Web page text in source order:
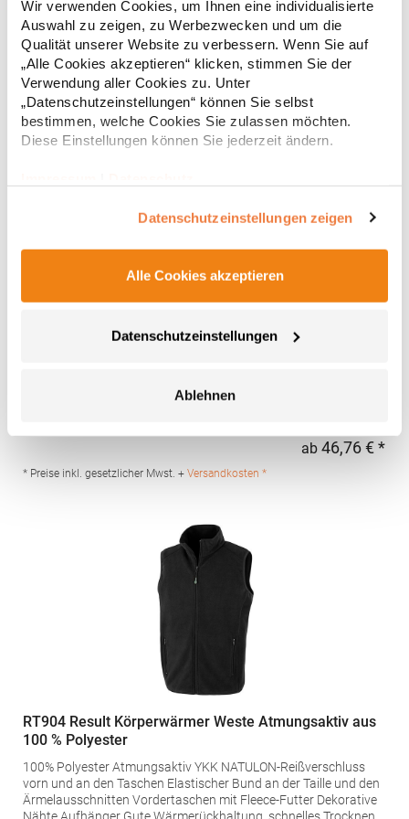
Wir verwenden Cookies, um Ihnen eine individualisierte
Auswahl zu zeigen, zu Werbezwecken und um die
Qualität unserer Website zu verbessern. Wenn Sie auf
„Alle Cookies akzeptieren“ klicken, stimmen Sie der
Verwendung aller Cookies zu. Unter
„Datenschutzeinstellungen“ können Sie selbst
bestimmen, welche Cookies Sie zulassen möchten.
Diese Einstellungen können Sie jederzeit ändern.
Datenschutzeinstellungen zeigen
Alle Cookies akzeptieren
Datenschutzeinstellungen
Ablehnen
seitliche Taschen und eine Brusttasche mit Reißverschluss
Kontrastfarbene Reißverschlüsse Elastisches Formband an
Armlöchern und am Saum TearAway-LabelGrammatur: 270
g/m²Materialzusammensetzung: 94% Polyester / 6% Elasthan,
Innen: 100% PolyesterArtikelname: Men's Falcon Zipped Softshell
BodywarmerAngaben zur Produktsicherheit: Herst.-Nr.:
03825Hersteller: SOLO INVEST 92 Rue Réaumur 75002 Paris
Frankreich E-Mail: sols@soloinvest.com
ab 38,46 € *
* Preise inkl. gesetzlicher Mwst. + Versandkosten *
Z014 Russell Arbeitsbekleidung Thermoweste
Reißverschluss-Vordertaschen mit Innenfutter aus demselben
Große Innentasche für Dokumente im DIN A4-Format Zugang
für Veredelungsarbeiten über Reißverschluss auf linker
Brustseite Fleckenabweisende DuPont Teflon®-Beschichtung
the Loom International Ltd., Unit 6, Lisfannon Business Centre,
Co. Donegal, F93 Y2NA Buncrana, Irland E-Mail:
fruitbrands@fotlinc.com
ab 46,76 € *
* Preise inkl. gesetzlicher Mwst. + Versandkosten *
RT904 Result Körperwärmer Weste Atmungsaktiv aus
100 % Polyester
100% Polyester Atmungsaktiv YKK NATULON-Reißverschluss
vorn und an den Taschen Elastischer Bund an der Taille und den
Ärmelausschnitten Vordertaschen mit Fleece-Futter Dekorative